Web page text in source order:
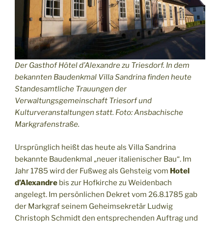
Der Gasthof Hôtel d’Alexandre zu Triesdorf. In dem
bekannten Baudenkmal Villa Sandrina finden heute
Standesamtliche Trauungen der
Verwaltungsgemeinschaft Triesorf und
Kulturveranstaltungen statt. Foto: Ansbachische
Markgrafenstraße.
Ursprünglich heißt das heute als Villa Sandrina
bekannte Baudenkmal „neuer italienischer Bau“. Im
Jahr 1785 wird der Fußweg als Gehsteig vom Hotel
d’Alexandre bis zur Hofkirche zu Weidenbach
angelegt. Im persönlichen Dekret vom 26.8.1785 gab
der Markgraf seinem Geheimsekretär Ludwig
Christoph Schmidt den entsprechenden Auftrag und